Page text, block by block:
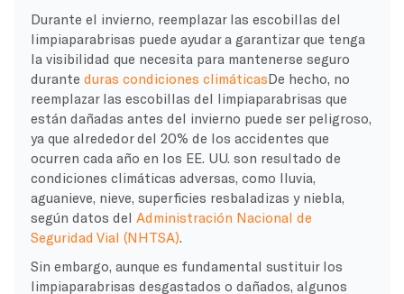
Durante el invierno, reemplazar las escobillas del
limpiaparabrisas puede ayudar a garantizar que tenga
la visibilidad que necesita para mantenerse seguro
durante duras condiciones climáticasDe hecho, no
reemplazar las escobillas del limpiaparabrisas que
están dañadas antes del invierno puede ser peligroso,
ya que alrededor del 20% de los accidentes que
ocurren cada año en los EE. UU. son resultado de
condiciones climáticas adversas, como lluvia,
aguanieve, nieve, superficies resbaladizas y niebla,
según datos del Administración Nacional de
Seguridad Vial (NHTSA).
Sin embargo, aunque es fundamental sustituir los
limpiaparabrisas desgastados o dañados, algunos